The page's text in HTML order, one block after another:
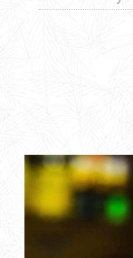
medicíně,